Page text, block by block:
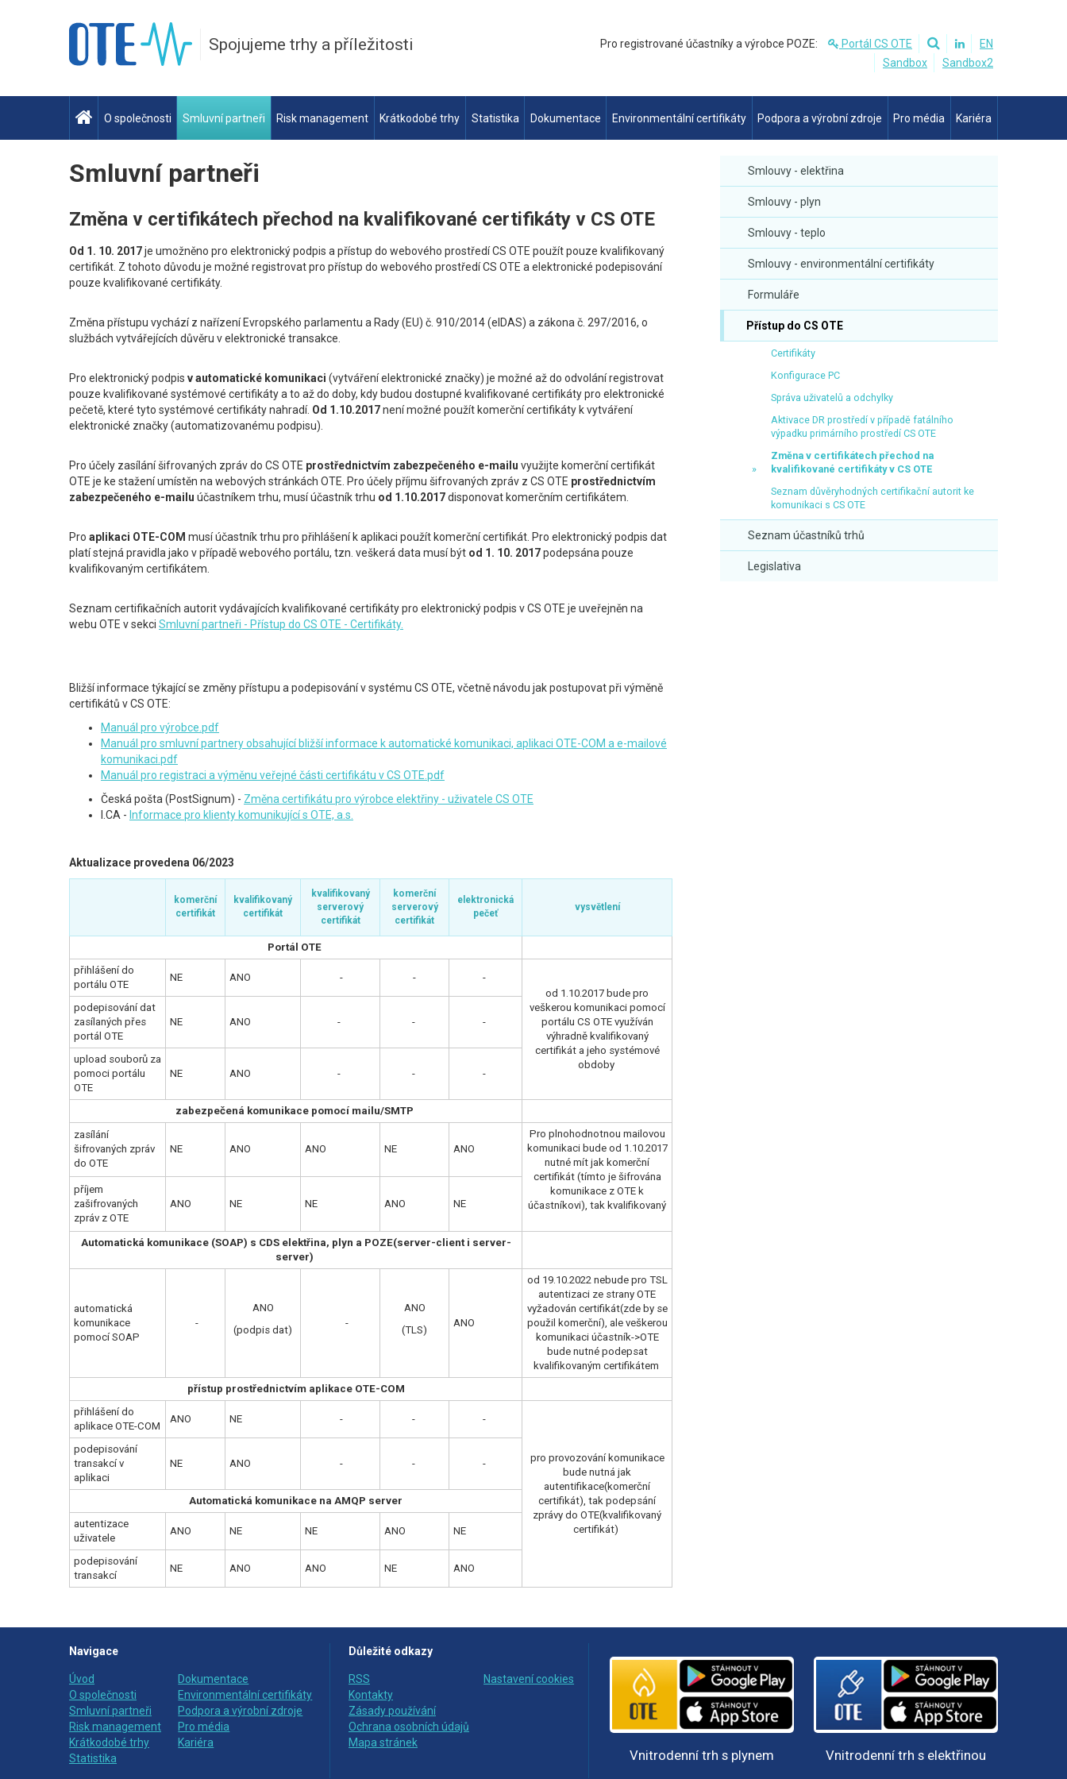
Spojujeme trhy a příležitosti Pro registrované účastníky a výrobce POZE: Portál CS OTE
EN
Sandbox
Sandbox2
O společnosti Smluvní partneři Risk management Krátkodobé trhy Statistika Dokumentace Environmentální certifikáty Podpora a výrobní zdroje Pro média Kariéra
Smlouvy - elektřina
Smlouvy - plyn
Smlouvy - teplo
Smlouvy - environmentální certifikáty
Formuláře
Přístup do CS OTE
Certifikáty
Konfigurace PC
Správa uživatelů a odchylky
Aktivace DR prostředí v případě fatálního
výpadku primárního prostředí CS OTE
Změna v certifikátech přechod na
kvalifikované certifikáty v CS OTE
Seznam důvěryhodných certifikační autorit ke
komunikaci s CS OTE
Seznam účastníků trhů
Legislativa
Smluvní partneři
Změna v certifikátech přechod na kvalifikované certifikáty v CS OTE
Od 1. 10. 2017je umožněno pro elektronický podpis a přístup do webového prostředí CS OTE použít pouze kvalifikovaný
certifikát. Z tohoto důvodu je možné registrovat pro přístup do webového prostředí CS OTE a elektronické podepisování
pouze kvalifikované certifikáty.
Změna přístupu vychází z nařízení Evropského parlamentu a Rady (EU) č. 910/2014 (eIDAS) a zákona č. 297/2016, o
službách vytvářejících důvěru v elektronické transakce.
Pro elektronický podpis v automatické komunikaci (vytváření elektronické značky) je možné až do odvolání registrovat
pouze kvalifikované systémové certifikáty a to až do doby, kdy budou dostupné kvalifikované certifikáty pro elektronické
pečetě, které tyto systémové certifikáty nahradí. Od 1.10.2017není možné použít komerční certifikáty k vytváření
elektronické značky (automatizovanému podpisu).
Pro účely zasílání šifrovaných zpráv do CS OTE prostřednictvím zabezpečeného e-mailu využijte komerční certifikát
OTE je ke stažení umístěn na webových stránkách OTE. Pro účely příjmu šifrovaných zpráv z CS OTE prostřednictvím
zabezpečeného e-mailu účastníkem trhu, musí účastník trhu od 1.10.2017disponovat komerčním certifikátem.
Pro aplikaci OTE-COM musí účastník trhu pro přihlášení k aplikaci použít komerční certifikát. Pro elektronický podpis dat
platí stejná pravidla jako v případě webového portálu, tzn. veškerá data musí být od 1. 10. 2017podepsána pouze
kvalifikovaným certifikátem.
Seznam certifikačních autorit vydávajících kvalifikované certifikáty pro elektronický podpis v CS OTE je uveřejněn na
webu OTE v sekci Smluvní partneři - Přístup do CS OTE - Certifikáty.
Bližší informace týkající se změny přístupu a podepisování v systému CS OTE, včetně návodu jak postupovat při výměně
certifikátů v CS OTE:
Manuál pro výrobce.pdf
Manuál pro smluvní partnery obsahující bližší informace k automatické komunikaci, aplikaci OTE-COM a e-mailové
komunikaci.pdf
Manuál pro registraci a výměnu veřejné části certifikátu v CS OTE.pdf
Česká pošta (PostSignum) - Změna certifikátu pro výrobce elektřiny - uživatele CS OTE
I.CA - Informace pro klienty komunikující s OTE, a.s.
Aktualizace provedena 06/2023
komerční
certifikát
kvalifikovaný
certifikát
kvalifikovaný
serverový
certifikát
komerční
serverový
certifikát
elektronická
pečeť
vysvětlení
Portál OTE
přihlášení do
portálu OTE
NE ANO - -
-
od 1.10.2017 bude pro
veškerou komunikaci pomocí
portálu CS OTE využíván
výhradně kvalifikovaný
certifikát a jeho systémové
obdoby
podepisování dat
zasílaných přes
portál OTE
NE ANO - - -
upload souborů za
pomoci portálu
OTE
NE ANO - - -
zabezpečená komunikace pomocí mailu/SMTP
zasílání
šifrovaných zpráv
do OTE
NE ANO ANO NE ANO
Pro plnohodnotnou mailovou
komunikaci bude od 1.10.2017
nutné mít jak komerční
certifikát (tímto je šifrována
komunikace z OTE k
účastníkovi), tak kvalifikovaný
příjem
zašifrovaných
zpráv z OTE
ANO NE NE ANO NE
Automatická komunikace (SOAP) s CDS elektřina, plyn a POZE(server-client i server-
server)
automatická
komunikace
pomocí SOAP
-
ANO
(podpis dat)
-
ANO
(TLS)
ANO
od 19.10.2022 nebude pro TSL
autentizaci ze strany OTE
vyžadován certifikát(zde by se
použil komerční), ale veškerou
komunikaci účastník->OTE
bude nutné podepsat
kvalifikovaným certifikátem
přístup prostřednictvím aplikace OTE-COM
přihlášení do
aplikace OTE-COM
ANO NE - - -
pro provozování komunikace
bude nutná jak
autentifikace(komerční
certifikát), tak podepsání
zprávy do OTE(kvalifikovaný
certifikát)
podepisování
transakcí v
aplikaci
NE ANO - - -
Automatická komunikace na AMQP server
autentizace
uživatele
ANO NE NE ANO NE
podepisování
transakcí
NE ANO ANO NE ANO
Navigace
Úvod
O společnosti
Smluvní partneři
Risk management
Krátkodobé trhy
Statistika
Dokumentace
Environmentální certifikáty
Podpora a výrobní zdroje
Pro média
Kariéra
Důležité odkazy
RSS
Kontakty
Zásady používání
Ochrana osobních údajů
Mapa stránek
Nastavení cookies
Vnitrodenní trh s plynem Vnitrodenní trh s elektřinou